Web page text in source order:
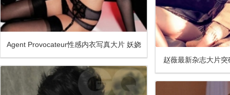
Agent Provocateur性感内衣写真大片 妖娆
上演魅惑闪光灯下盛宴
赵薇最新杂志大片